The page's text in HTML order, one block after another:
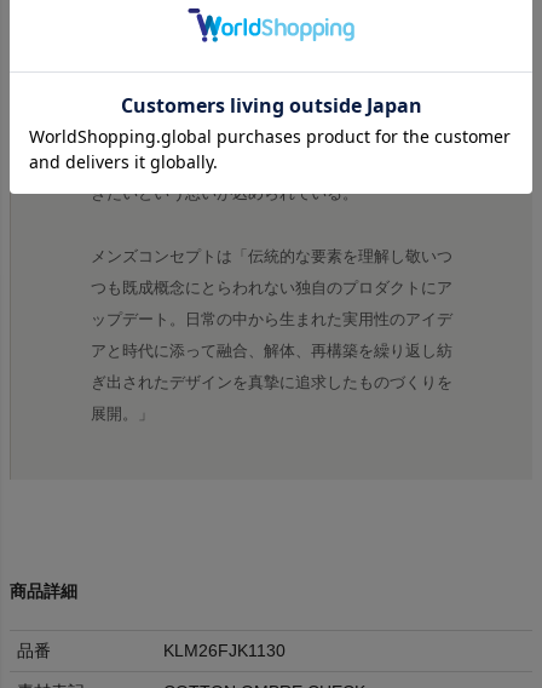
ブランド名の"KELEN(外連)"とは、歌舞伎や日本芸
能などの古典芸能などにおいて使われる言葉で、従
来のしきたりやルールから外れた新しい手法、独特
の路線をとるという意味を持つ。古典的な要素をし
っかりと理解しつつさらに新しい物作りを行って行
きたいという思いが込められている。
メンズコンセプトは「伝統的な要素を理解し敬いつ
つも既成概念にとらわれない独自のプロダクトにア
ップデート。日常の中から生まれた実用性のアイデ
アと時代に添って融合、解体、再構築を繰り返し紡
ぎ出されたデザインを真摯に追求したものづくりを
展開。」
商品詳細
品番 KLM26FJK1130